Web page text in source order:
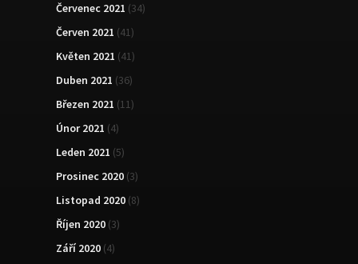
Červenec 2021 (34)
Červen 2021 (41)
Květen 2021 (41)
Duben 2021 (36)
Březen 2021 (11)
Únor 2021 (4)
Leden 2021 (5)
Prosinec 2020 (3)
Listopad 2020 (8)
Říjen 2020 (3)
Září 2020 (4)